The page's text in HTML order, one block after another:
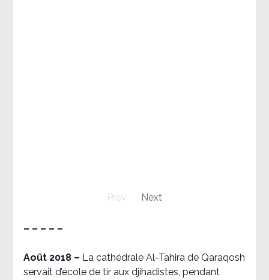
Prev Next
– – – – –
Août 2018 – La cathédrale Al-Tahira de Qaraqosh
servait d’école de tir aux djihadistes, pendant